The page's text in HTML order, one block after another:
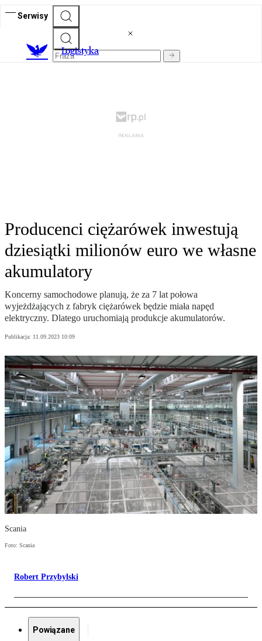
Serwisy
Logistyka
Producenci ciężarówek inwestują
dziesiątki milionów euro we własne
akumulatory
Koncerny samochodowe planują, że za 7 lat połowa
wyjeżdżających z fabryk ciężarówek będzie miała napęd
elektryczny. Dlatego uruchomiają produkcje akumulatorów.
Publikacja: 11.09.2023 10:09
Scania
Foto: Scania
Robert Przybylski
Powiązane